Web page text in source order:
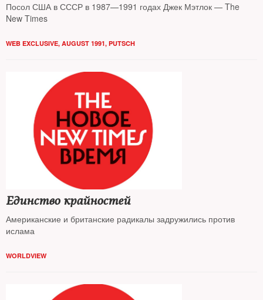
Посол США в СССР в 1987—1991 годах Джек Мэтлок — The
New Times
WEB EXCLUSIVE, AUGUST 1991, PUTSCH
Единство крайностей
Американские и британские радикалы задружились против
ислама
WORLDVIEW